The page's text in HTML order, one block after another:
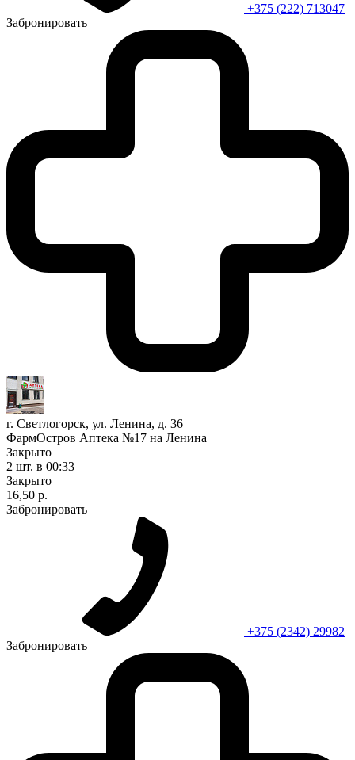
+375 (222) 713047
Забронировать
г. Светлогорск, ул. Ленина, д. 36
ФармОстров Аптека №17 на Ленина
Закрыто
2 шт. в 00:33
Закрыто
16,50 р.
Забронировать
+375 (2342) 29982
Забронировать